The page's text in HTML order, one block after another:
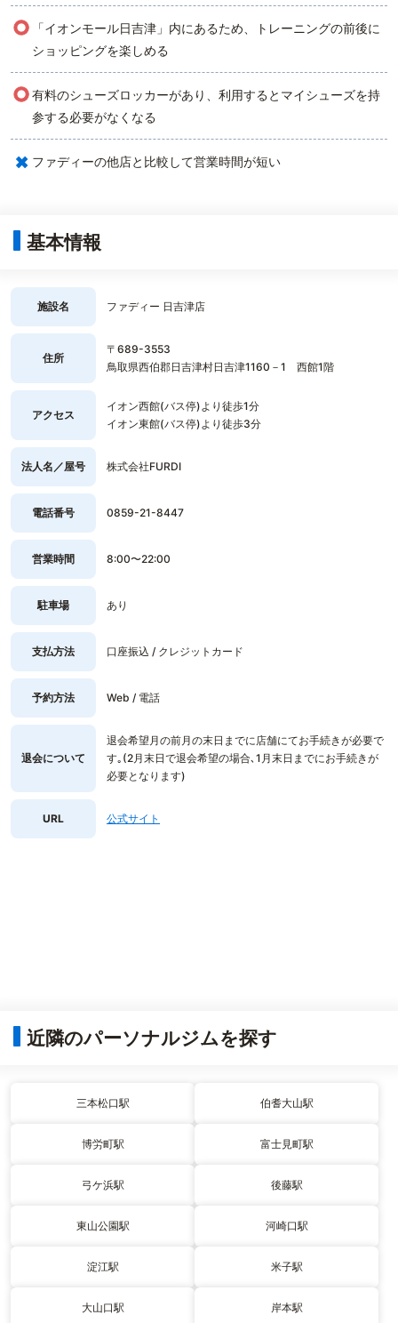
○
「イオンモール日吉津」内にあるため、トレーニングの前後に
ショッピングを楽しめる
○有料のシューズロッカーがあり、利用するとマイシューズを持
参する必要がなくなる
× ファディーの他店と比較して営業時間が短い
基本情報
施設名 ファディー 日吉津店
住所
〒689-3553
鳥取県西伯郡日吉津村日吉津1160－1 西館1階
アクセス
イオン西館(バス停)より徒歩1分
イオン東館(バス停)より徒歩3分
法人名／屋号 株式会社FURDI
電話番号 0859-21-8447
営業時間 8:00〜22:00
駐車場 あり
支払方法 口座振込 / クレジットカード
予約方法 Web / 電話
退会について
退会希望月の前月の末日までに店舗にてお手続きが必要で
す｡(2月末日で退会希望の場合､1月末日までにお手続きが
必要となります)
URL 公式サイト
近隣のパーソナルジムを探す
三本松口駅 伯耆大山駅
博労町駅 富士見町駅
弓ケ浜駅 後藤駅
東山公園駅 河崎口駅
淀江駅 米子駅
大山口駅 岸本駅